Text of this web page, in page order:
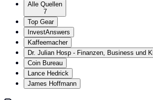
Alle Quellen
7
Top Gear
InvestAnswers
Kaffeemacher
Dr. Julian Hosp - Finanzen, Business und KI
Coin Bureau
Lance Hedrick
James Hoffmann